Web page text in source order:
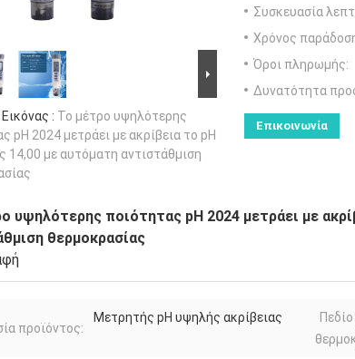
: Το μέτρο υψηλότερης
pH 2024 μετράει με ακρίβεια το pH
14,00 με αυτόματη αντιστάθμιση
Συσκευασία
Χρόνος
Όροι πληρωμής:
Δυνατότητα
Επικοινωνία
υψηλότερης ποιότητας pH 2024 μετράει με
θερμοκρασίας
προϊόντος:
Μετρητής pH υψηλής ακρίβειας